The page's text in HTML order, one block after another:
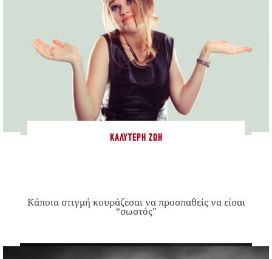
ΚΑΛΎΤΕΡΗ ΖΩΉ
Κάποια στιγμή κουράζεσαι να προσπαθείς να είσαι
“σωστός”